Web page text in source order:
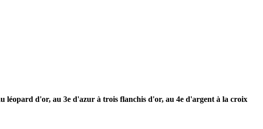
léopard d'or, au 3e d'azur à trois flanchis d'or, au 4e d'argent à la croix